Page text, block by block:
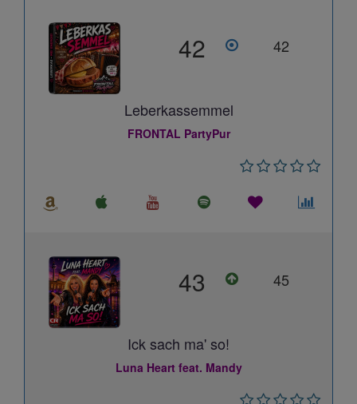
42 42
Leberkassemmel
FRONTAL PartyPur
43 45
Ick sach ma' so!
Luna Heart feat. Mandy